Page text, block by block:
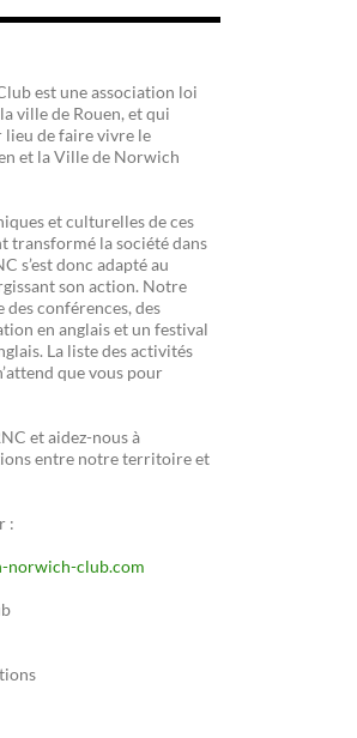
est une association loi
ville de Rouen, et qui
lieu de faire vivre le
et la Ville de Norwich
et culturelles de ces
transformé la société dans
s’est donc adapté au
son action. Notre
conférences, des
en anglais et un festival
La liste des activités
que vous pour
et aidez-nous à
entre notre territoire et
:
norwich-club.com